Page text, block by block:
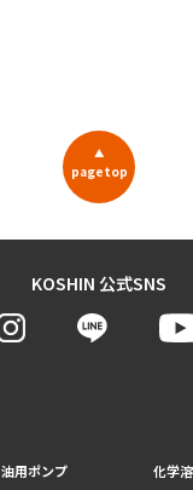
▲
pagetop
KOSHIN 公式SNS
油用ポンプ
化学